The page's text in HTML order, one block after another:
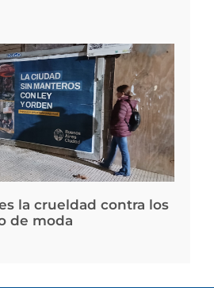
la crueldad contra los
de moda